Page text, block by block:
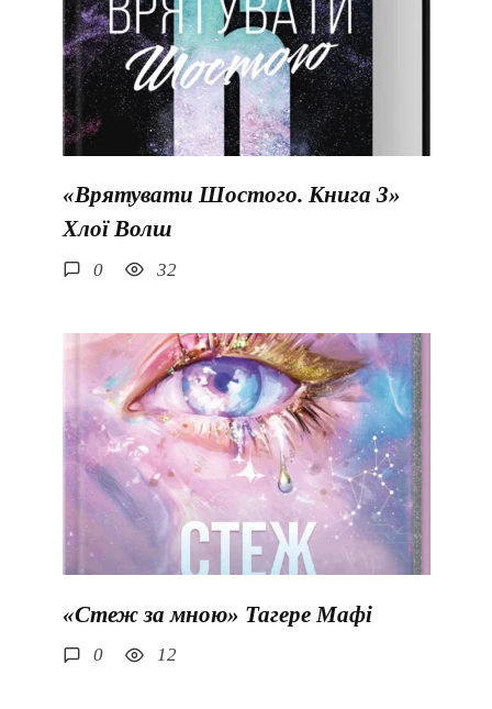
«Врятувати Шостого. Книга 3»
Хлої Волш
0 32
«Стеж за мною» Тагере Мафі
0 12